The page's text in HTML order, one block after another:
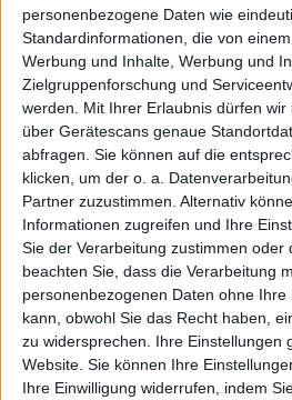
personenbezogene Daten wie
Standardinformationen, die von
Werbung und Inhalte, Werbung und
Zielgruppenforschung und
werden.
Mit Ihrer Erlaubnis dürfen
über Gerätescans genaue
abfragen. Sie können auf die
klicken, um der o. a.
Partner zuzustimmen. Alternativ
Informationen zugreifen und Ihre
Sie der Verarbeitung zustimmen oder
beachten Sie, dass die Verarbeitung
personenbezogenen Daten ohne Ihre
kann, obwohl Sie das Recht haben,
zu widersprechen. Ihre Einstellungen
Website. Sie können Ihre
Ihre Einwilligung widerrufen, indem
Es mangelt „Abyss“ nicht an
diesem Punkt führt diese nächste
THE ARCHERS nah an Bands wie
allem unter Berücksichtigung des
charismatischen Vocals und
Dieser nächste Schritt könnte dem
Hörerschichten erschließen, zieht
bisschen die Zähne.
Bei Songs wie „Soulbound“
beziehungsweise werden diese so
zusammengefasst. Es ist ist sogar
wie die bereits angesprochenen
handelt es sich jedoch um
das komplette Album.